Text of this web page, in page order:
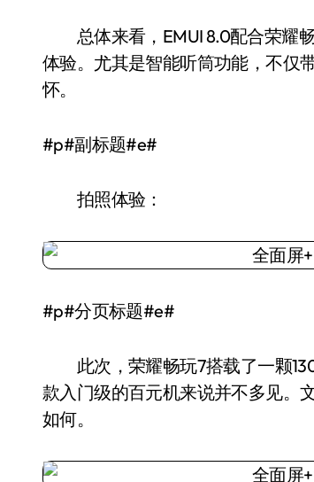
总体来看，EMUI 8.0配合荣耀畅
体验。尤其是智能听筒功能，不仅
怀。
#p#副标题#e#
拍照体验：
#p#分页标题#e#
此次，荣耀畅玩7搭载了一颗
款入门级的百元机来说并不多见。
如何。